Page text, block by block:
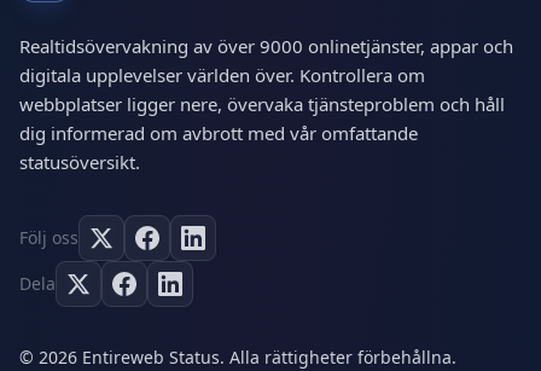
Realtidsövervakning av över 9000 onlinetjänster, appar och
digitala upplevelser världen över. Kontrollera om
webbplatser ligger nere, övervaka tjänsteproblem och håll
dig informerad om avbrott med vår omfattande
statusöversikt.
Följ oss
Dela
© 2026 Entireweb Status. Alla rättigheter förbehållna.